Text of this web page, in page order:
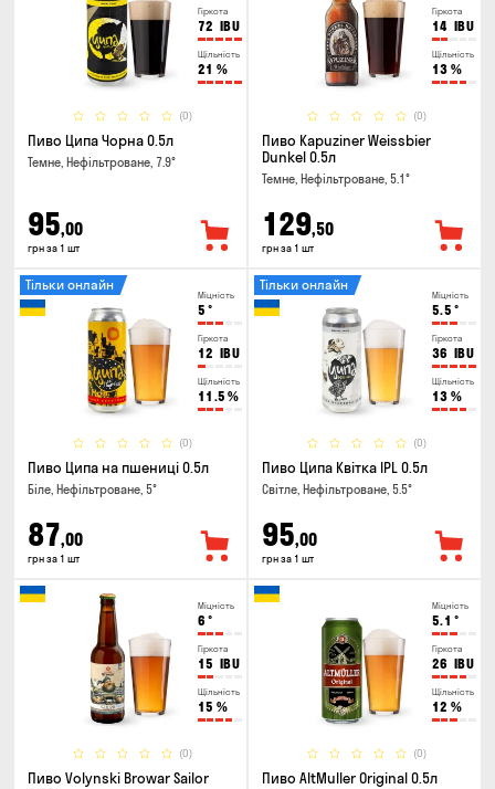
Гіркота
72 IBU
Щільність
21 %
(0)
Пиво Ципа Чорна 0.5л
Темне, Нефільтроване, 7.9°
95,00
грн за 1 шт
Гіркота
14 IBU
Щільність
13 %
(0)
Пиво Kapuziner Weissbier
Dunkel 0.5л
Темне, Нефільтроване, 5.1°
129,50
грн за 1 шт
Міцність
5 °
Гіркота
12 IBU
Щільність
11.5 %
(0)
Тільки онлайн
Пиво Ципа на пшениці 0.5л
Біле, Нефільтроване, 5°
87,00
грн за 1 шт
Міцність
5.5 °
Гіркота
36 IBU
Щільність
13 %
(0)
Тільки онлайн
Пиво Ципа Квітка IPL 0.5л
Світле, Нефільтроване, 5.5°
95,00
грн за 1 шт
Міцність
6 °
Гіркота
15 IBU
Щільність
15 %
(0)
Пиво Volynski Browar Sailor
Міцність
5.1 °
Гіркота
26 IBU
Щільність
12 %
(0)
Пиво AltMuller Original 0.5л